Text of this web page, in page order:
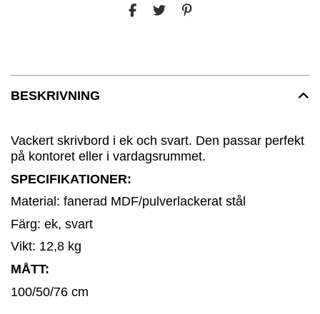
BESKRIVNING
Vackert skrivbord i ek och svart. Den passar perfekt
på kontoret eller i vardagsrummet.
SPECIFIKATIONER:
Material: fanerad MDF/pulverlackerat stål
Färg: ek, svart
Vikt: 12,8 kg
MÅTT:
100/50/76 cm